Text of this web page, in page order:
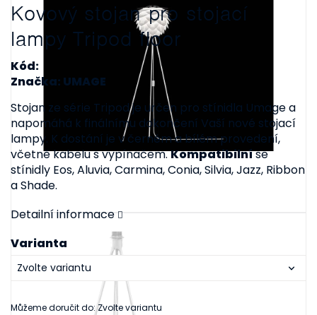
Kovový stojan pro stojací
lampy Tripod floor
Kód:
Značka: UMAGE
Varianta
Můžeme doručit do: Zvolte variantu
Stojan ze série Tripod je určen pro stínidla Umage a
napomáhá k finálnímu dokončení Vaší nové stojací
lampy. K dostání je v černém a bílém provedení,
včetně kabelu s vypínačem.Kompatibilníse
stínidly Eos, Aluvia, Carmina, Conia, Silvia, Jazz, Ribbon
a Shade.
Detailní informace